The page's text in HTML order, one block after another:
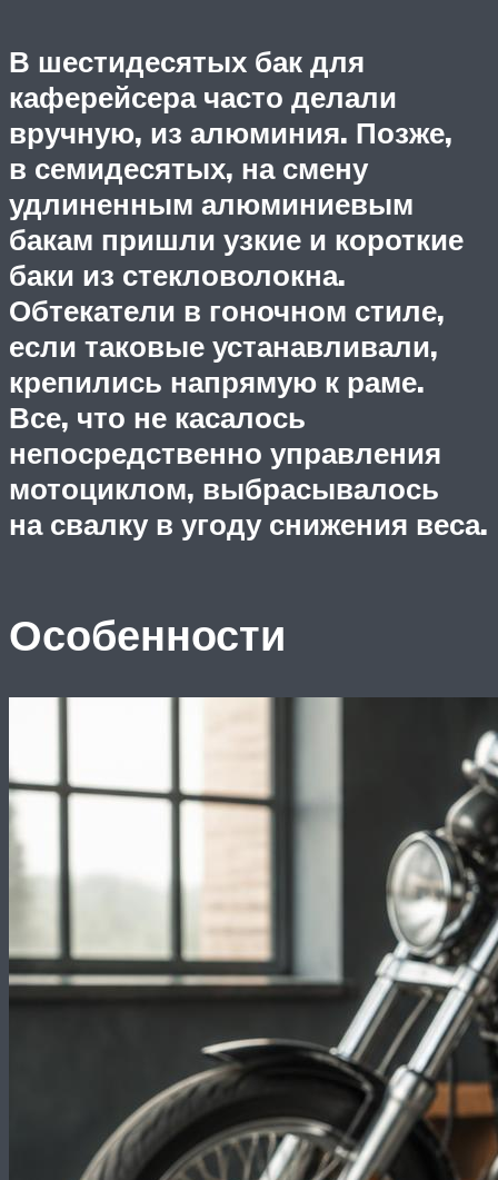
В шестидесятых бак для
каферейсера часто делали
вручную, из алюминия. Позже,
в семидесятых, на смену
удлиненным алюминиевым
бакам пришли узкие и короткие
баки из стекловолокна.
Обтекатели в гоночном стиле,
если таковые устанавливали,
крепились напрямую к раме.
Все, что не касалось
непосредственно управления
мотоциклом, выбрасывалось
на свалку в угоду снижения веса.
Особенности